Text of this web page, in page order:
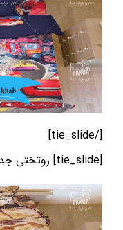
[/tie_slide]
[tie_slide] روتختی جدید |